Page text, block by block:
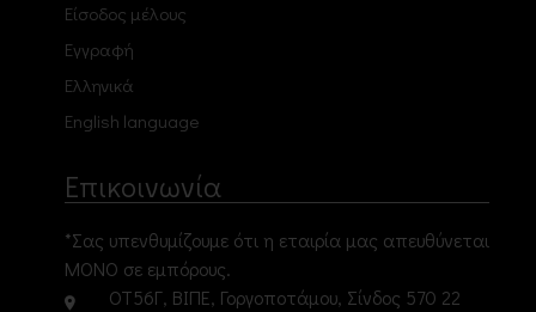
Είσοδος μέλους
Εγγραφή
Ελληνικά
English language
Επικοινωνία
*Σας υπενθυμίζουμε ότι η εταιρία μας απευθύνεται
ΜΟΝΟ σε εμπόρους.
ΟΤ56Γ, ΒΙΠΕ, Γοργοποτάμου, Σίνδος 570 22